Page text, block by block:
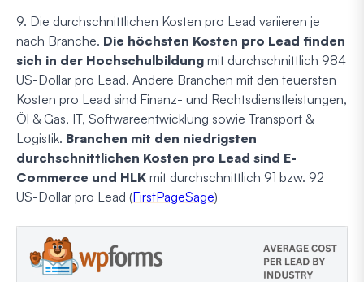
9. Die durchschnittlichen Kosten pro Lead variieren je
nach Branche. Die höchsten Kosten pro Lead finden
sich in der Hochschulbildung mit durchschnittlich 984
US-Dollar pro Lead. Andere Branchen mit den teuersten
Kosten pro Lead sind Finanz- und Rechtsdienstleistungen,
Öl & Gas, IT, Softwareentwicklung sowie Transport &
Logistik. Branchen mit den niedrigsten
durchschnittlichen Kosten pro Lead sind E-
Commerce und HLK mit durchschnittlich 91 bzw. 92
US-Dollar pro Lead (FirstPageSage)